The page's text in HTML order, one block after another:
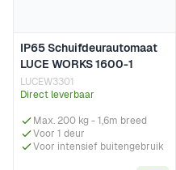
IP65 Schuifdeurautomaat
LUCE WORKS 1600-1
LUCEW3301
Direct leverbaar
Max. 200 kg - 1,6m breed
Voor 1 deur
Voor intensief buitengebruik